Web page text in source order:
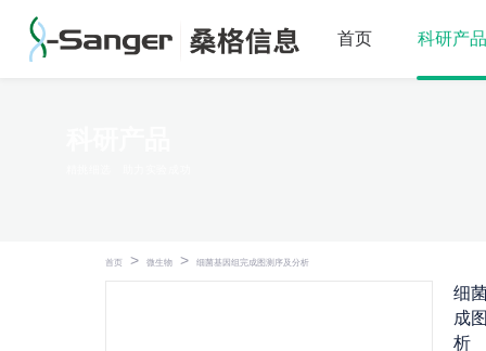
首页 科研产品
首页 > 微生物 > 细菌基因组完成图测序及分析
细
成
析